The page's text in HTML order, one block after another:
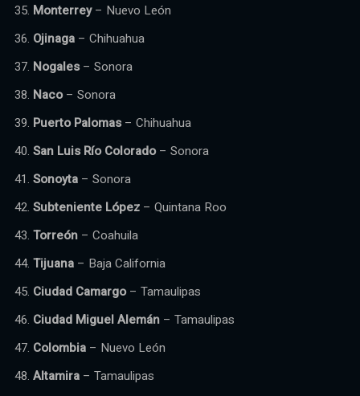
Monterrey– Nuevo León
Ojinaga – Chihuahua
Nogales– Sonora
Naco– Sonora
Puerto Palomas– Chihuahua
San Luis Río Colorado– Sonora
Sonoyta – Sonora
Subteniente López – Quintana Roo
Torreón – Coahuila
Tijuana – Baja California
Ciudad Camargo– Tamaulipas
Ciudad Miguel Alemán – Tamaulipas
Colombia – Nuevo León
Altamira – Tamaulipas